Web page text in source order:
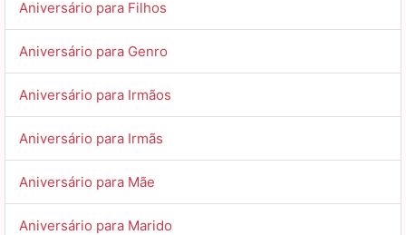
Aniversário para Filhos
Aniversário para Genro
Aniversário para Irmãos
Aniversário para Irmãs
Aniversário para Mãe
Aniversário para Marido